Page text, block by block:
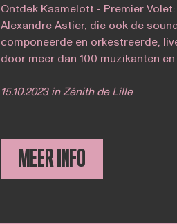
Ontdek Kaamelott - Premier
Alexandre Astier, die ook de
componeerde en orkestreerde,
door meer dan 100 muzikanten
15.10.2023 in Zénith de Lille
MEER INFO